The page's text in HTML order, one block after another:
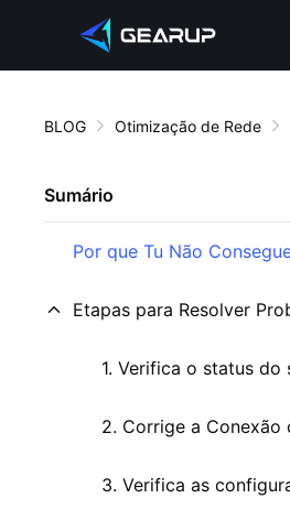
BLOG Otimização de Rede
Sumário